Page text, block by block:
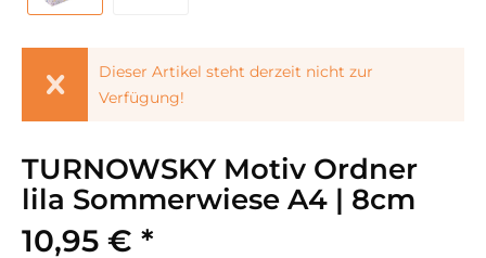
Dieser Artikel steht derzeit nicht zur
Verfügung!
TURNOWSKY Motiv Ordner
lila Sommerwiese A4 | 8cm
10,95 € *